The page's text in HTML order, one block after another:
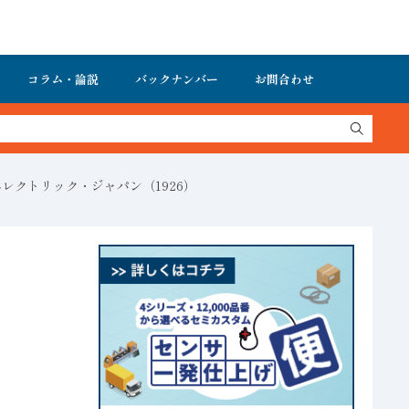
コラム・論説 バックナンバー お問合わせ
クトリック・ジャパン（1926）